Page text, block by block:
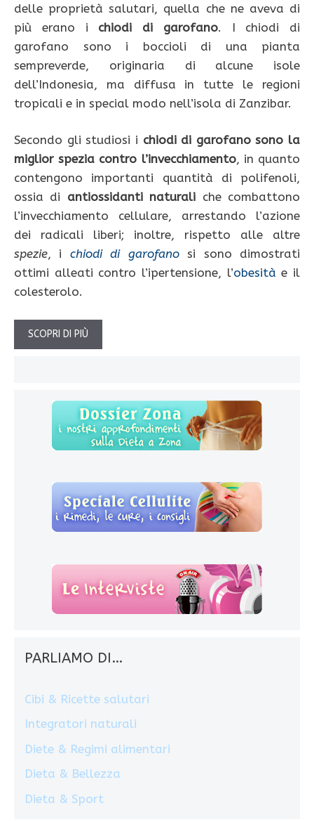
delle proprietà salutari, quella che ne aveva di
più erano i chiodi di garofano. I chiodi di
garofano sono i boccioli di una pianta
sempreverde, originaria di alcune isole
dell’Indonesia, ma diffusa in tutte le regioni
tropicali e in special modo nell’isola di Zanzibar.
Secondo gli studiosi i chiodi di garofano sono la
miglior spezia contro l’invecchiamento, in quanto
contengono importanti quantità di polifenoli,
ossia di antiossidanti naturali che combattono
l’invecchiamento cellulare, arrestando l’azione
dei radicali liberi; inoltre, rispetto alle altre
spezie, i chiodi di garofanosi sono dimostrati
ottimi alleati contro l’ipertensione, l’obesità e il
colesterolo.
SCOPRI DI PIÙ
PARLIAMO DI…
Cibi & Ricette salutari
Integratori naturali
Diete & Regimi alimentari
Dieta & Bellezza
Dieta & Sport